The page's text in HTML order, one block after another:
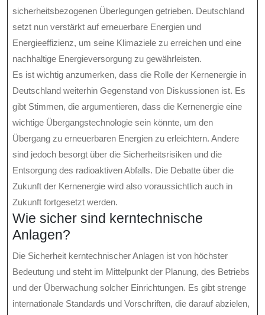
sicherheitsbezogenen Überlegungen getrieben. Deutschland
setzt nun verstärkt auf erneuerbare Energien und
Energieeffizienz, um seine Klimaziele zu erreichen und eine
nachhaltige Energieversorgung zu gewährleisten.
Es ist wichtig anzumerken, dass die Rolle der Kernenergie in
Deutschland weiterhin Gegenstand von Diskussionen ist. Es
gibt Stimmen, die argumentieren, dass die Kernenergie eine
wichtige Übergangstechnologie sein könnte, um den
Übergang zu erneuerbaren Energien zu erleichtern. Andere
sind jedoch besorgt über die Sicherheitsrisiken und die
Entsorgung des radioaktiven Abfalls. Die Debatte über die
Zukunft der Kernenergie wird also voraussichtlich auch in
Zukunft fortgesetzt werden.
Wie sicher sind kerntechnische
Anlagen?
Die Sicherheit kerntechnischer Anlagen ist von höchster
Bedeutung und steht im Mittelpunkt der Planung, des Betriebs
und der Überwachung solcher Einrichtungen. Es gibt strenge
internationale Standards und Vorschriften, die darauf abzielen,